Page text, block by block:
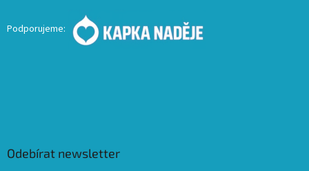
Podporujeme:
Odebírat newsletter